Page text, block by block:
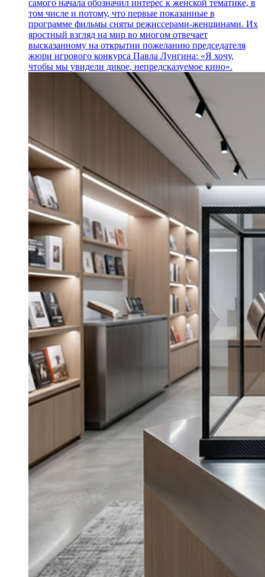
самого начала обозначил интерес к женской тематике, в
том числе и потому, что первые показанные в
программе фильмы сняты режиссерами-женщинами. Их
яростный взгляд на мир во многом отвечает
высказанному на открытии пожеланию председателя
жюри игрового конкурса Павла Лунгина: «Я хочу,
чтобы мы увидели дикое, непредсказуемое кино».